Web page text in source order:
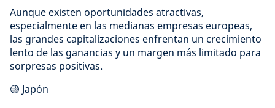
Aunque existen oportunidades atractivas,
especialmente en las medianas empresas europeas,
las grandes capitalizaciones enfrentan un crecimiento
lento de las ganancias y un margen más limitado para
sorpresas positivas.
🟡 Japón